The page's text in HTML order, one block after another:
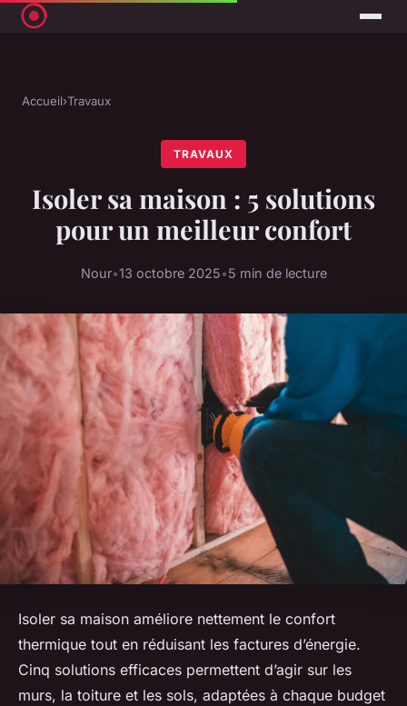
Accueil›Travaux
TRAVAUX
Isoler sa maison : 5 solutions
pour un meilleur confort
Nour•13 octobre 2025•5 min de lecture
Isoler sa maison améliore nettement le confort
thermique tout en réduisant les factures d’énergie.
Cinq solutions efficaces permettent d’agir sur les
murs, la toiture et les sols, adaptées à chaque budget